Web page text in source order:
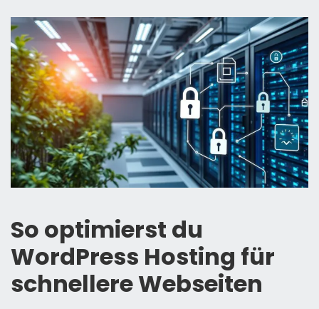
So optimierst du
WordPress Hosting für
schnellere Webseiten